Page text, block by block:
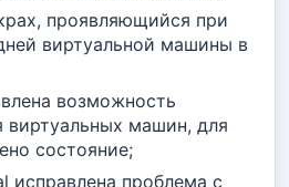
проявляющийся при
виртуальной машины в
возможность
виртуальных машин, для
состояние;
исправлена проблема с